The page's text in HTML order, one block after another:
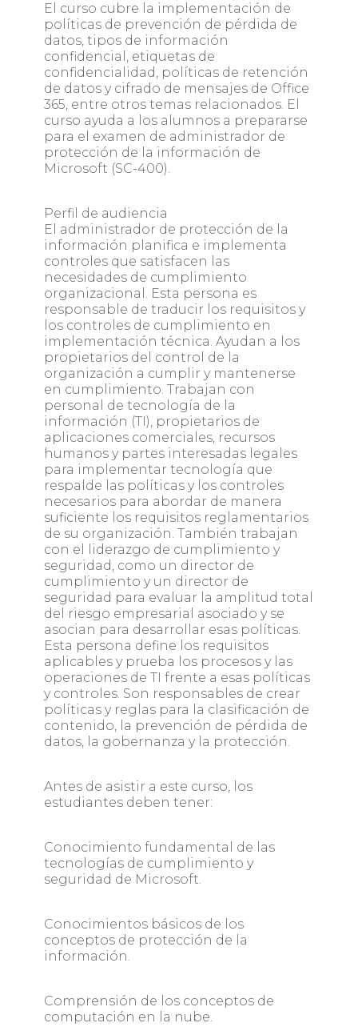
El curso cubre la implementación de
políticas de prevención de pérdida de
datos, tipos de información
confidencial, etiquetas de
confidencialidad, políticas de retención
de datos y cifrado de mensajes de Office
365, entre otros temas relacionados. El
curso ayuda a los alumnos a prepararse
para el examen de administrador de
protección de la información de
Microsoft (SC-400).
Perfil de audiencia
El administrador de protección de la
información planifica e implementa
controles que satisfacen las
necesidades de cumplimiento
organizacional. Esta persona es
responsable de traducir los requisitos y
los controles de cumplimiento en
implementación técnica. Ayudan a los
propietarios del control de la
organización a cumplir y mantenerse
en cumplimiento. Trabajan con
personal de tecnología de la
información (TI), propietarios de
aplicaciones comerciales, recursos
humanos y partes interesadas legales
para implementar tecnología que
respalde las políticas y los controles
necesarios para abordar de manera
suficiente los requisitos reglamentarios
de su organización. También trabajan
con el liderazgo de cumplimiento y
seguridad, como un director de
cumplimiento y un director de
seguridad para evaluar la amplitud total
del riesgo empresarial asociado y se
asocian para desarrollar esas políticas.
Esta persona define los requisitos
aplicables y prueba los procesos y las
operaciones de TI frente a esas políticas
y controles. Son responsables de crear
políticas y reglas para la clasificación de
contenido, la prevención de pérdida de
datos, la gobernanza y la protección.
Antes de asistir a este curso, los
estudiantes deben tener:
Conocimiento fundamental de las
tecnologías de cumplimiento y
seguridad de Microsoft.
Conocimientos básicos de los
conceptos de protección de la
información.
Comprensión de los conceptos de
computación en la nube.